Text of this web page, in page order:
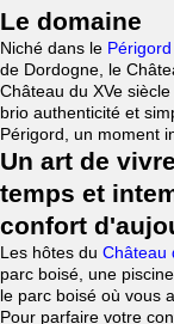
Le domaine
Niché dans le
de Dordogne, le
Château du XVe
brio authenticité et
Périgord, un moment
Un art de
temps et
confort
Les hôtes du Château
parc boisé, une
le parc boisé où vous
Pour parfaire votre